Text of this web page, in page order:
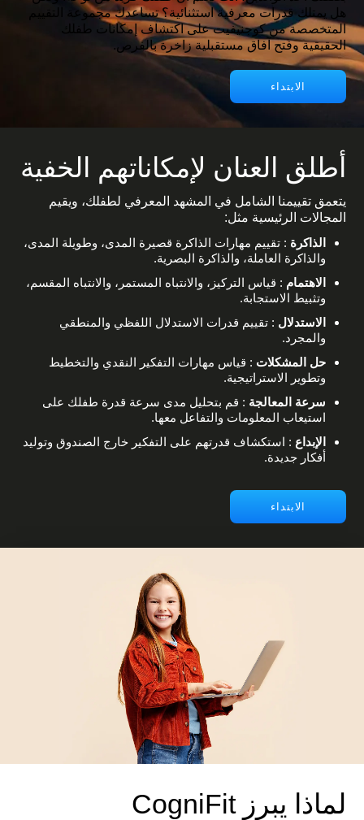
هل يمتلك قدرات معرفية استثنائية؟ تساعدك مجموعة التقييم
المتخصصة من كوجنيفيت على اكتشاف إمكانات طفلك
الحقيقية وفتح آفاق مستقبلية زاخرة بالفرص.
الابتداء
أطلق العنان لإمكاناتهم الخفية
يتعمق تقييمنا الشامل في المشهد المعرفي لطفلك، ويقيم
المجالات الرئيسية مثل:
الذاكرة : تقييم مهارات الذاكرة قصيرة المدى، وطويلة المدى،
والذاكرة العاملة، والذاكرة البصرية.
الاهتمام : قياس التركيز، والانتباه المستمر، والانتباه المقسم،
وتثبيط الاستجابة.
الاستدلال : تقييم قدرات الاستدلال اللفظي والمنطقي
والمجرد.
حل المشكلات : قياس مهارات التفكير النقدي والتخطيط
وتطوير الاستراتيجية.
سرعة المعالجة : قم بتحليل مدى سرعة قدرة طفلك على
استيعاب المعلومات والتفاعل معها.
الإبداع : استكشاف قدرتهم على التفكير خارج الصندوق وتوليد
أفكار جديدة.
الابتداء
لماذا يبرز CogniFit